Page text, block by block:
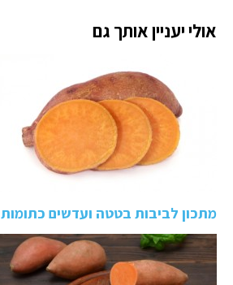
אולי יעניין אותך גם
מתכון לביבות בטטה ועדשים כתומות